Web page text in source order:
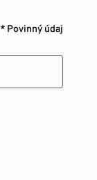
* Povinný údaj